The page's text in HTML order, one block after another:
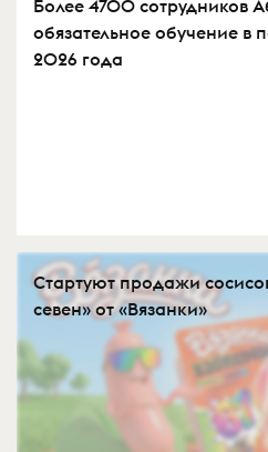
Более 4700 сотрудников
обязательное обучение в
2026 года
Стартуют продажи
севен» от «Вязанки»